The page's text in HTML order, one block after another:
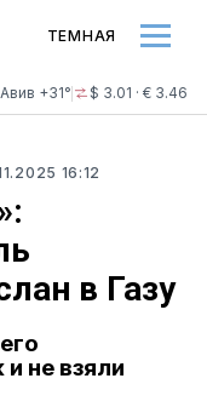
+31° $ 3.01 · € 3.46
ТЕМНАЯ
16:12
в Газу
не взяли